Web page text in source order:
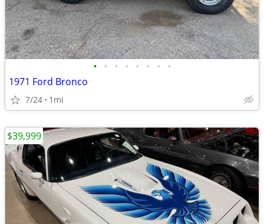
• • • • • • • •
1971 Ford Bronco
7/24 1mi
$39,999